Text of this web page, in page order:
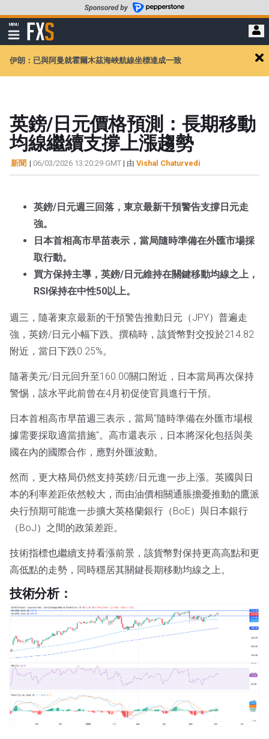
至
要
MENU
顯
示
航
FXStreet
伊朗：已與阿曼就霍爾木茲海峽航線坐標達成一致
英鎊/日元價格預測：長期移動
均線繼續支撐上漲趨勢
新聞 | 06/03/2026 13:20:29 GMT | 由 Vishal Chaturvedi
英鎊/日元週三回落，東京最新干預警告支撐日元走
強。
日本首相高市早苗表示，當局隨時準備在外匯市場採
取行動。
買方保持主導，英鎊/日元維持在關鍵移動均線之上，
RSI保持在中性50以上。
週三，隨著東京最新的干預警告推動日元（JPY）普遍走
強，英鎊/日元小幅下跌。撰稿時，該貨幣對交投於214.82
附近，當日下跌0.25%。
隨著美元/日元回升至160.00關口附近，日本當局再次保持
警惕，該水平此前曾在4月初促使官員進行干預。
日本首相高市早苗週三表示，當局"隨時準備在外匯市場根
據需要採取適當措施"。高市還表示，日本將深化包括與美
國在內的國際合作，應對外匯波動。
然而，更大格局仍然支持英鎊/日元進一步上漲。英國與日
本的利率差距依然較大，而由油價相關通脹擔憂推動的鷹派
央行預期可能進一步擴大英格蘭銀行（BoE）與日本銀行
（BoJ）之間的政策差距。
技術指標也繼續支持看漲前景，該貨幣對保持更高高點和更
高低點的走勢，同時穩居其關鍵長期移動均線之上。
技術分析：